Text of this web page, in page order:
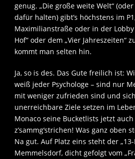
genug. „Die große weite Welt“
dafür halten) gibt’s höchstens im
Maximilianstraße oder in der Lobby
Hof“ oder dem „Vier Jahreszeiten“
kommt man selten hin.
Ja, so is des. Das Gute freilich ist:
weiß jeder Psychologe – sind nur
mit weniger zufrieden sind und
unerreichbare Ziele setzen im
Monaco seine Bucketlists jetzt
z’sammg‘strichen! Was ganz oben
Na gut. Auf Platz eins steht der
Memmelsdorf, dicht gefolgt vom